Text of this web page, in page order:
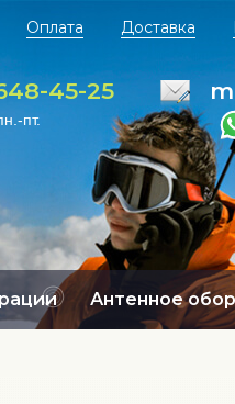
Оплата Доставка
45-25
пт.
Антенное